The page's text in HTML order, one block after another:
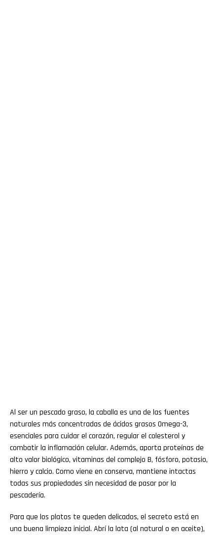
Al ser un pescado graso, la caballa es una de las fuentes
naturales más concentradas de ácidos grasos Omega-3,
esenciales para cuidar el corazón, regular el colesterol y
combatir la inflamación celular. Además, aporta proteínas de
alto valor biológico, vitaminas del complejo B, fósforo, potasio,
hierro y calcio. Como viene en conserva, mantiene intactas
todas sus propiedades sin necesidad de pasar por la
pescadería.
Para que los platos te queden delicados, el secreto está en
una buena limpieza inicial. Abrí la lata (al natural o en aceite),